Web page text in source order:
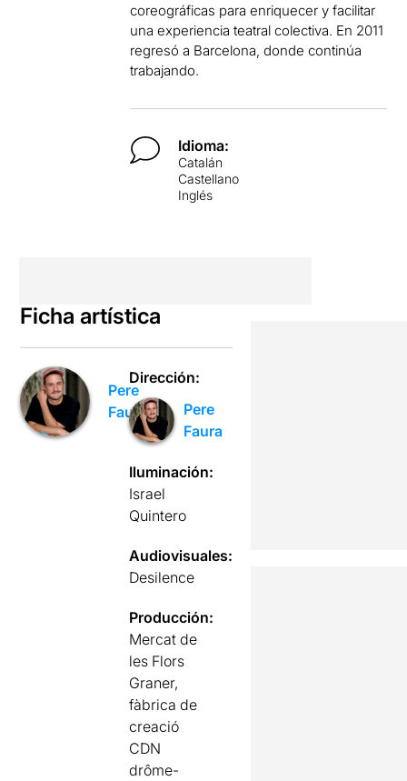
coreográficas para enriquecer y facilitar
una experiencia teatral colectiva. En 2011
regresó a Barcelona, ​​donde continúa
trabajando.
Idioma:
Catalán
Castellano
Inglés
Ficha artística
Pere
Faura
Dirección:
Pere
Faura
Iluminación:
Israel
Quintero
Audiovisuales:
Desilence
Producción:
Mercat de
les Flors
Graner,
fàbrica de
creació
CDN
drôme-